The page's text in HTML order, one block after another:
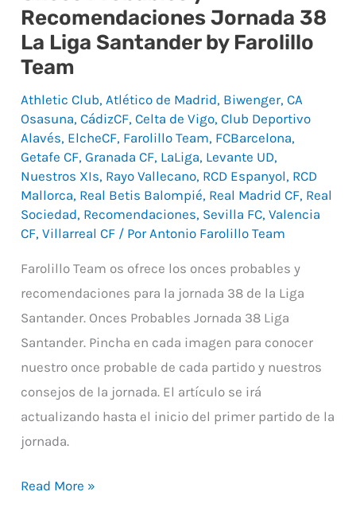
Recomendaciones Jornada 38
La Liga Santander by Farolillo
Team
Athletic Club, Atlético de Madrid, Biwenger,CA
Osasuna,CádizCF,Celta de Vigo,Club Deportivo
Alavés, ElcheCF, Farolillo Team, FCBarcelona,
Getafe CF,Granada CF, LaLiga, Levante UD,
Nuestros XIs, Rayo Vallecano, RCD Espanyol, RCD
Mallorca, Real Betis Balompié, Real Madrid CF, Real
Sociedad, Recomendaciones, Sevilla FC,Valencia
CF,Villarreal CF / Por Antonio Farolillo Team
Farolillo Team os ofrece los onces probables y
recomendaciones para la jornada 38 de la Liga
Santander. Onces Probables Jornada 38 Liga
Santander. Pincha en cada imagen para conocer
nuestro once probable de cada partido y nuestros
consejos de la jornada. El artículo se irá
actualizando hasta el inicio del primer partido de la
jornada.
Probables
Recomendaciones
38
La
Liga
Santander
by
Farolillo
Team
Read More »